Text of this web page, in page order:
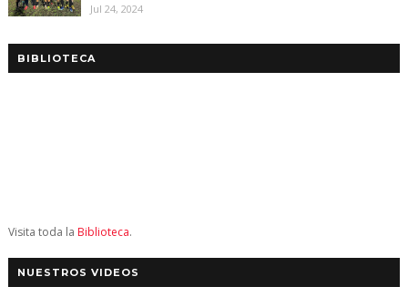
Jul 24, 2024
BIBLIOTECA
Visita toda la Biblioteca.
NUESTROS VIDEOS